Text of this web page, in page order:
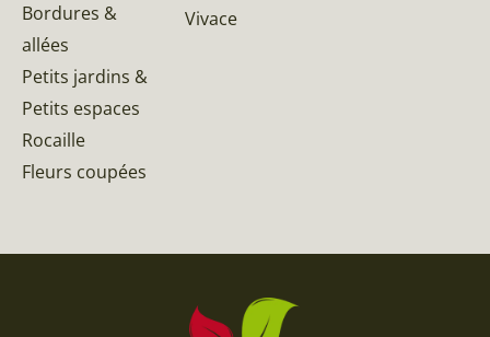
Bordures &
allées
Petits jardins &
Petits espaces
Rocaille
Fleurs coupées
Vivace